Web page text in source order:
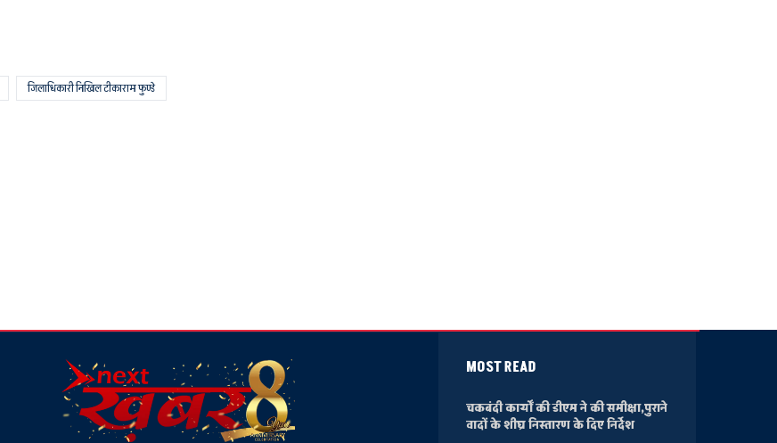
जिलाधिकारी निखिल टीकाराम फुण्डे
MOST READ
चकबंदी कार्यों की डीएम ने की समीक्षा,पुराने
वादों के शीघ्र निस्तारण के दिए निर्देश